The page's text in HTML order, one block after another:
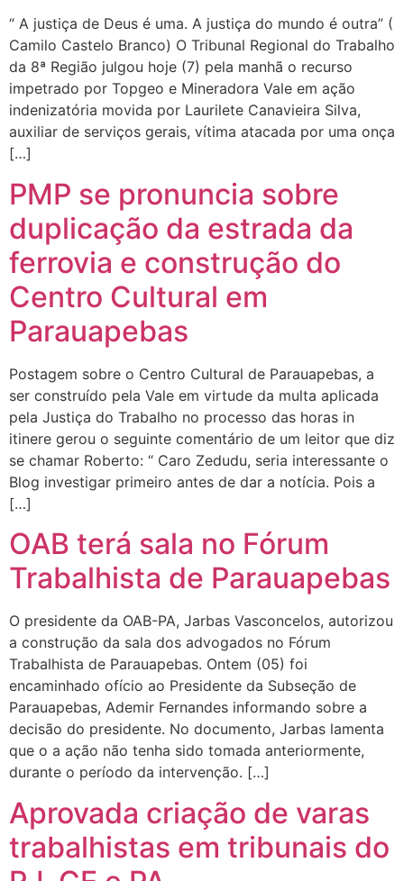
“ A justiça de Deus é uma. A justiça do mundo é outra” (
Camilo Castelo Branco) O Tribunal Regional do Trabalho
da 8ª Região julgou hoje (7) pela manhã o recurso
impetrado por Topgeo e Mineradora Vale em ação
indenizatória movida por Laurilete Canavieira Silva,
auxiliar de serviços gerais, vítima atacada por uma onça
[…]
PMP se pronuncia sobre
duplicação da estrada da
ferrovia e construção do
Centro Cultural em
Parauapebas
Postagem sobre o Centro Cultural de Parauapebas, a
ser construído pela Vale em virtude da multa aplicada
pela Justiça do Trabalho no processo das horas in
itinere gerou o seguinte comentário de um leitor que diz
se chamar Roberto: “ Caro Zedudu, seria interessante o
Blog investigar primeiro antes de dar a notícia. Pois a
[…]
OAB terá sala no Fórum
Trabalhista de Parauapebas
O presidente da OAB-PA, Jarbas Vasconcelos, autorizou
a construção da sala dos advogados no Fórum
Trabalhista de Parauapebas. Ontem (05) foi
encaminhado ofício ao Presidente da Subseção de
Parauapebas, Ademir Fernandes informando sobre a
decisão do presidente. No documento, Jarbas lamenta
que o a ação não tenha sido tomada anteriormente,
durante o período da intervenção. […]
Aprovada criação de varas
trabalhistas em tribunais do